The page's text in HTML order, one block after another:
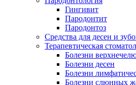
Гингивит
Пародонтит
Пародонтоз
Средства для десен и
Терапевтическая
Болезни
Болезни десен
Болезни
Болезни слюнных